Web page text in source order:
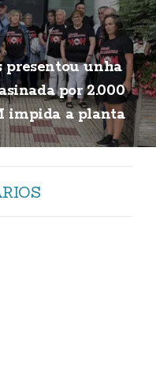
presentou unha
por 2.000
impida a planta